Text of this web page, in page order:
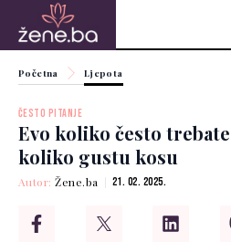
Početna Ljepota
ČESTO PITANJE
Evo koliko često
koliko gustu kosu
Autor:Žene.ba 21. 02. 2025.